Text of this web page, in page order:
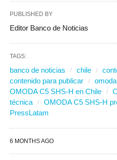
PUBLISHED BY
Editor Banco de Noticias
TAGS:
banco de noticias chile
contenido para publicar
omoda
OMODA C5 SHS-H en Chile
técnica
OMODA C5 SHS-H
PressLatam
6 MONTHS AGO